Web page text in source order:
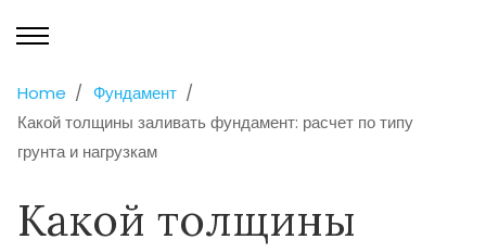
Home
Фундамент
Какой толщины заливать фундамент: расчет по типу
грунта и нагрузкам
Какой толщины